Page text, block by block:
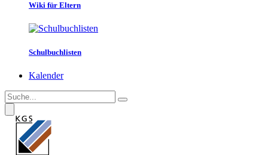
Wiki für Eltern
Schulbuchlisten
Kalender